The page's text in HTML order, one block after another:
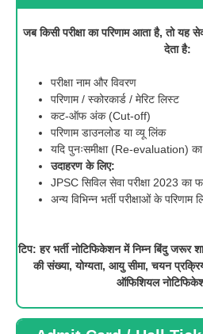
जब किसी परीक्षा का परिणाम आता है, तो यह
देता है:
परीक्षा नाम और विवरण
परिणाम / स्कोरकार्ड / मेरिट लिस्ट
कट-ऑफ अंक (Cut-off)
परिणाम डाउनलोड या व्यू लिंक
यदि पुनःसमीक्षा (Re-evaluation)
उदाहरण के लिए:
JPSC सिविल सेवा परीक्षा 2023 का
अन्य विभिन्न भर्ती परीक्षाओं के परिणाम
टिप: हर भर्ती नोटिफिकेशन में निम्न बिंदु जरूर
की संख्या, योग्यता, आयु सीमा, चयन
ऑफिशियल